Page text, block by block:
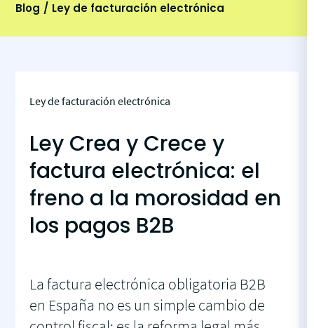
Blog Ley de facturación electrónica
Ley de facturación electrónica
Ley Crea y Crece y
factura electrónica: el
freno a la morosidad en
los pagos B2B
La factura electrónica obligatoria B2B
en España no es un simple cambio de